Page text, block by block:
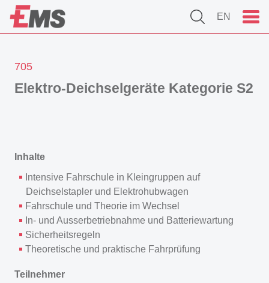
EN
705
Elektro-Deichselgeräte Kategorie S2
Inhalte
Intensive Fahrschule in Kleingruppen auf
Deichselstapler und Elektrohubwagen
Fahrschule und Theorie im Wechsel
In- und Ausserbetriebnahme und Batteriewartung
Sicherheitsregeln
Theoretische und praktische Fahrprüfung
Teilnehmer